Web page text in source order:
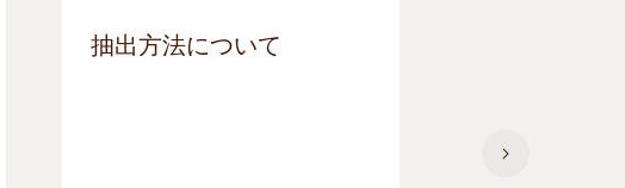
抽出方法について